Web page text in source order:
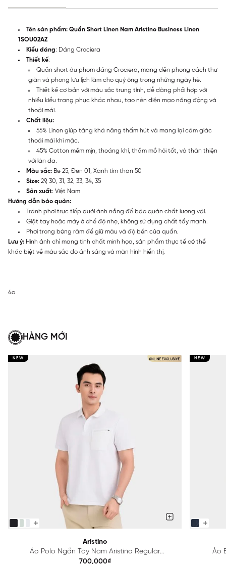
Tên sản phẩm: Quần Short Linen Nam Aristino Business Linen
1SOU02AZ
Kiểu dáng: Dáng Crociera
Thiết kế:
Quần short âu phom dáng Crociera, mang đến phong cách thư
giãn và phong lưu lịch lãm cho quý ông trong những ngày hè.
Thiết kế cơ bản với màu sắc trung tính, dễ dàng phối hợp với
nhiều kiểu trang phục khác nhau, tạo nên diện mạo năng động và
thoải mái.
Chất liệu:
55% Linen giúp tăng khả năng thấm hút và mang lại cảm giác
thoải mái khi mặc.
45% Cotton mềm mịn, thoáng khí, thấm mồ hôi tốt, và thân thiện
với làn da.
Màu sắc: Be 25, Đen 01, Xanh tím than 50
Size: 29, 30, 31, 32, 33, 34, 35
Sản xuất: Việt Nam
Hướng dẫn bảo quản:
Tránh phơi trực tiếp dưới ánh nắng để bảo quản chất lượng vải.
Giặt tay hoặc máy ở chế độ nhẹ, không sử dụng chất tẩy mạnh.
Phơi trong bóng râm để giữ màu và độ bền của quần.
Lưu ý: Hình ảnh chỉ mang tính chất minh họa, sản phẩm thực tế có thể
khác biệt về màu sắc do ánh sáng và màn hình hiển thị.
4o
HÀNG MỚI
NEW
Aristino
Áo Polo Ngắn Tay Nam Aristino Regular
APS615EDP01
700,000₫
NEW
Áo